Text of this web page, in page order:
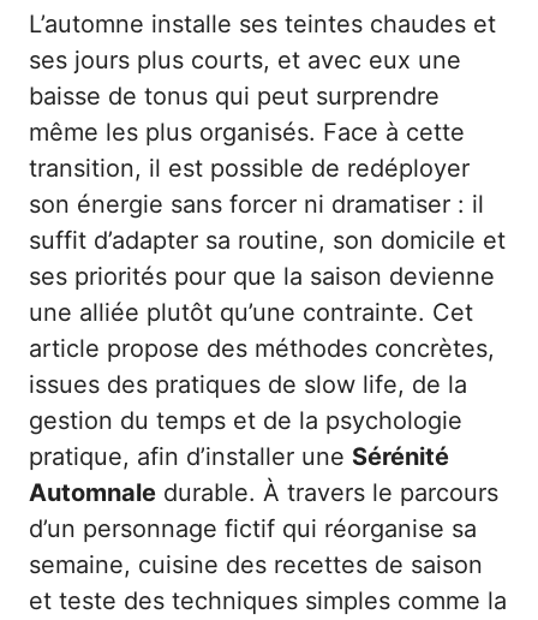
L’automne installe ses teintes chaudes et
ses jours plus courts, et avec eux une
baisse de tonus qui peut surprendre
même les plus organisés. Face à cette
transition, il est possible de redéployer
son énergie sans forcer ni dramatiser : il
suffit d’adapter sa routine, son domicile et
ses priorités pour que la saison devienne
une alliée plutôt qu’une contrainte. Cet
article propose des méthodes concrètes,
issues des pratiques de slow life, de la
gestion du temps et de la psychologie
pratique, afin d’installer une Sérénité
Automnale durable. À travers le parcours
d’un personnage fictif qui réorganise sa
semaine, cuisine des recettes de saison
et teste des techniques simples comme la